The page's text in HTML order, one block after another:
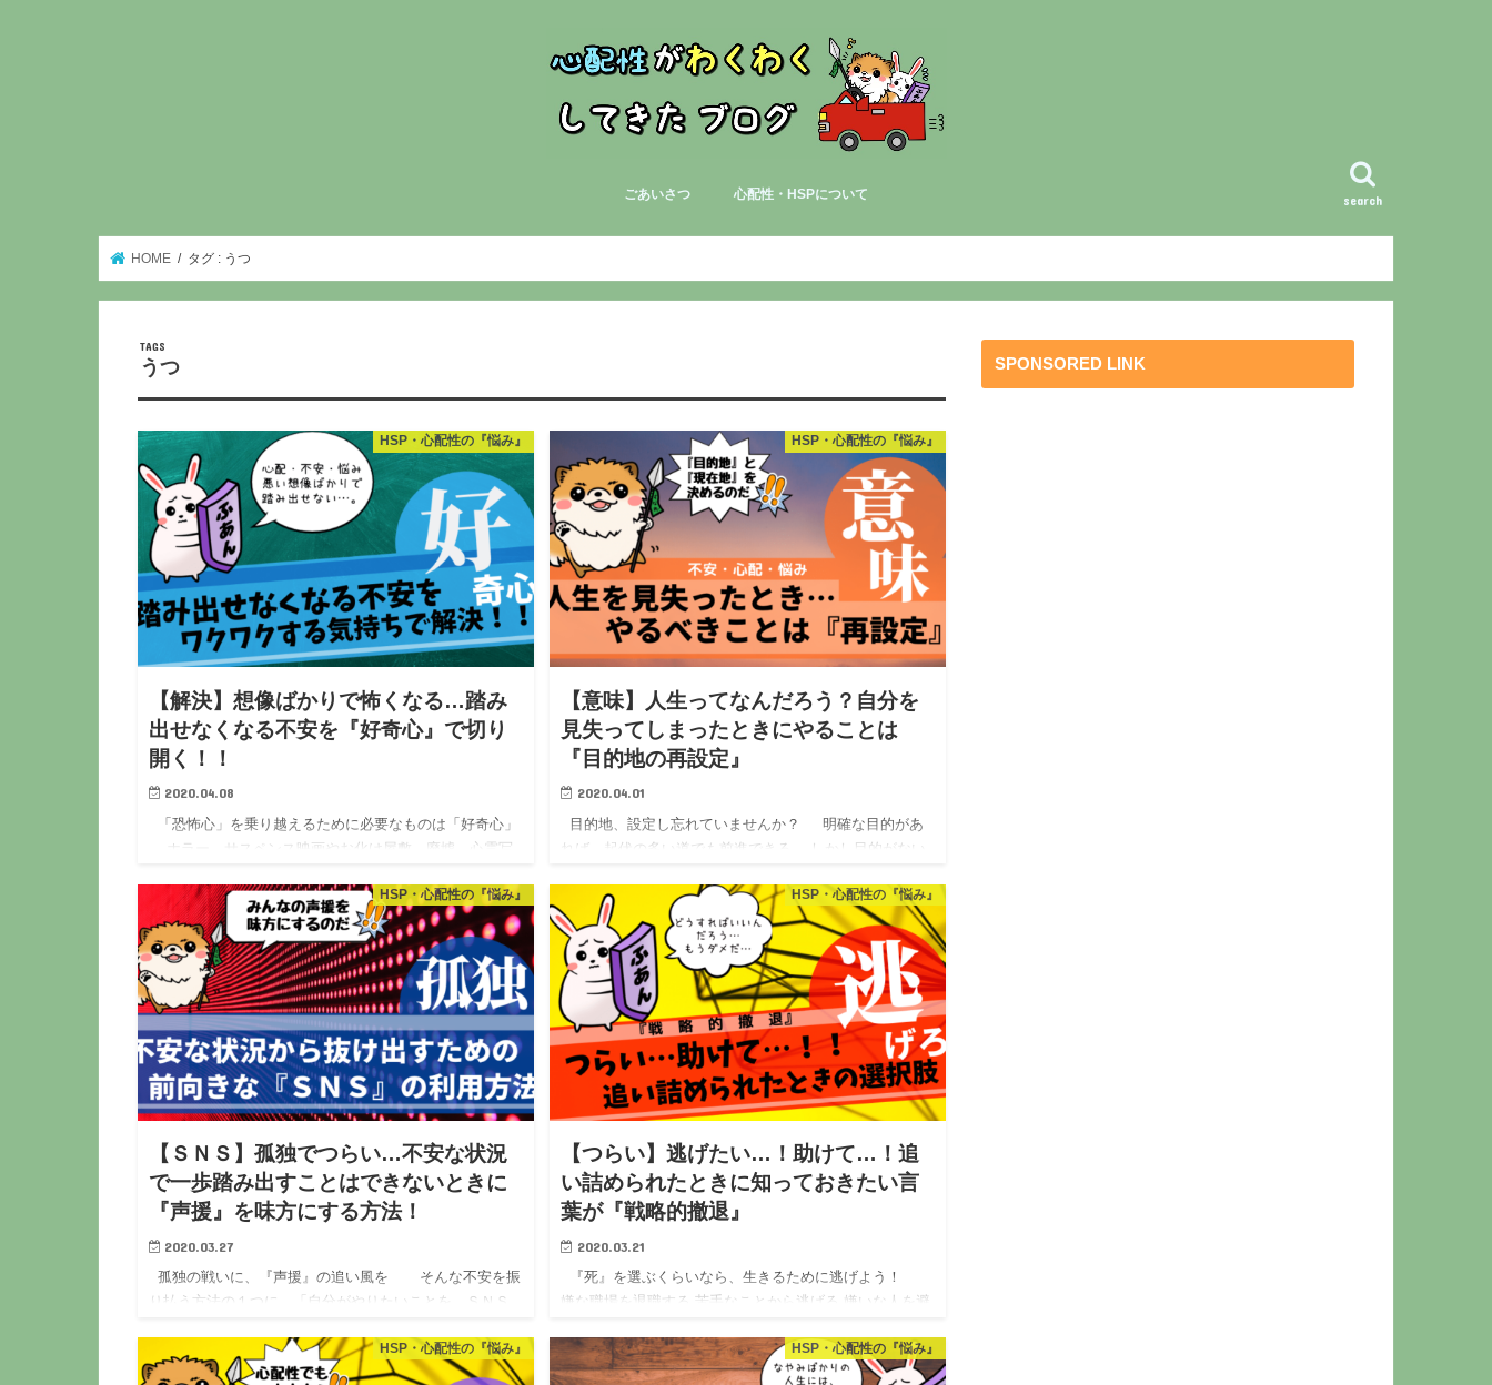
search
ごあいさつ 心配性・HSPについて
HSP・心配性の『悩み』
HSP・心配性の『人間関係の悩み』
HSP・心配性の『お金の悩み』
HSP・心配性の『読書』
HSP・心配性の『気分転換』
HSP・心配性の『挑戦』
HOME タグ : うつ
うつ
HSP・心配性の『悩み』
【解決】想像ばかりで怖くなる…踏み
出せなくなる不安を『好奇心』で切り
開く！！
2020.04.08
「恐怖心」を乗り越えるために必要なものは「好奇心」
ホラー、サスペンス映画やお化け屋敷、廃墟、心霊写
ラと恐怖やスリルを感じる…
HSP・心配性の『悩み』
【意味】人生ってなんだろう？自分を
見失ってしまったときにやることは
『目的地の再設定』
2020.04.01
目的地、設定し忘れていませんか？ 明確な目的があ
れば、起伏の多い道でも前進できる。 しかし目的がない
ットランド出身で、１９世紀に活躍した…
HSP・心配性の『悩み』
【ＳＮＳ】孤独でつらい…不安な状況
で一歩踏み出すことはできないときに
『声援』を味方にする方法！
2020.03.27
孤独の戦いに、『声援』の追い風を そんな不安を振
り払う方法の１つに、「自分がやりたいことを、ＳＮＳ
HSP・心配性の『悩み』
【つらい】逃げたい…！助けて…！追
い詰められたときに知っておきたい言
葉が『戦略的撤退』
2020.03.21
『死』を選ぶくらいなら、生きるために逃げよう！
嫌な職場を退職する 苦手なことから逃げる 嫌いな人を避
か？ &nb…
HSP・心配性の『悩み』 HSP・心配性の『悩み』
SPONSORED LINK